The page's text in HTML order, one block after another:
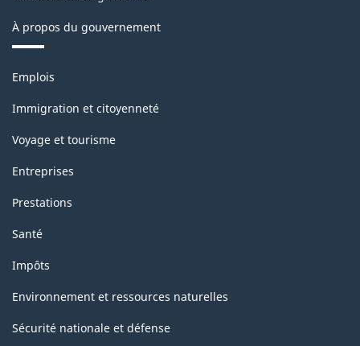
À propos du gouvernement
Thèmes
sujets
Emplois
Immigration et citoyenneté
Voyage et tourisme
Entreprises
Prestations
Santé
Impôts
Environnement et ressources naturelles
Sécurité nationale et défense